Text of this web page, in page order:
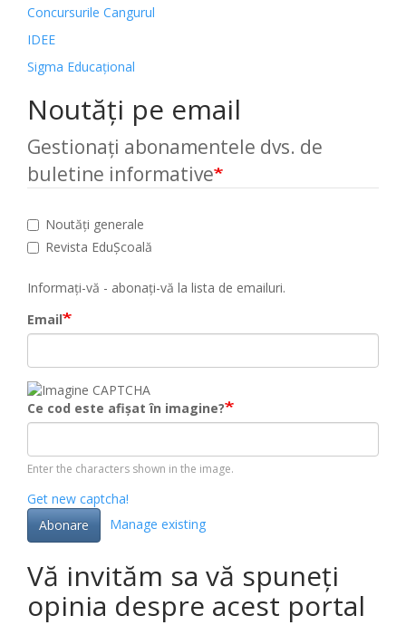
Concursurile Cangurul
IDEE
Sigma Educațional
Noutăți pe email
Gestionați abonamentele dvs. de
buletine informative
Noutăți generale
Revista EduȘcoală
Informați-vă - abonați-vă la lista de emailuri.
Email
Ce cod este afișat în imagine?
Enter the characters shown in the image.
Get new captcha!
Abonare
Manage existing
Vă invităm sa vă spuneți
opinia despre acest portal